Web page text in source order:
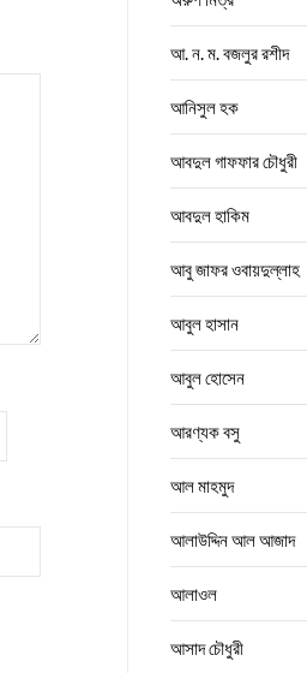
আ. ন. ম. বজলুর রশীদ
আনিসুল হক
আবদুল গাফফার চৌধুরী
আবদুল হাকিম
আবু জাফর ওবায়দুল্লাহ
আবুল হাসান
আবুল হোসেন
আরণ্যক বসু
আল মাহমুদ
আলাউদ্দিন আল আজাদ
আলাওল
আসাদ চৌধুরী